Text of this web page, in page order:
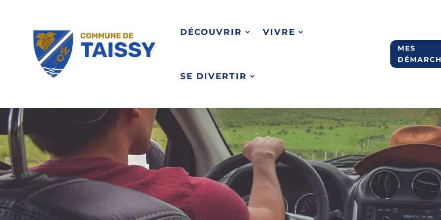
DÉCOUVRIR VIVRE
SE DIVERTIR
MES